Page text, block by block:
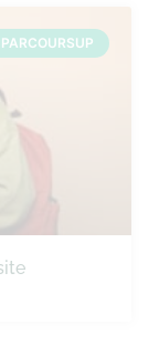
PARCOURSUP